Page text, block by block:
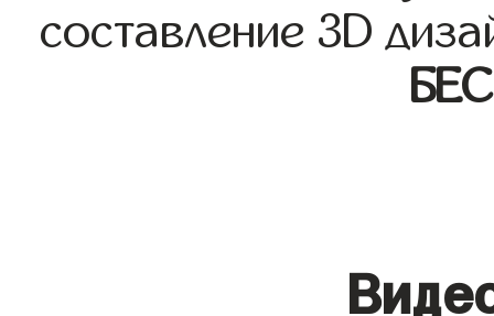
составление 3D